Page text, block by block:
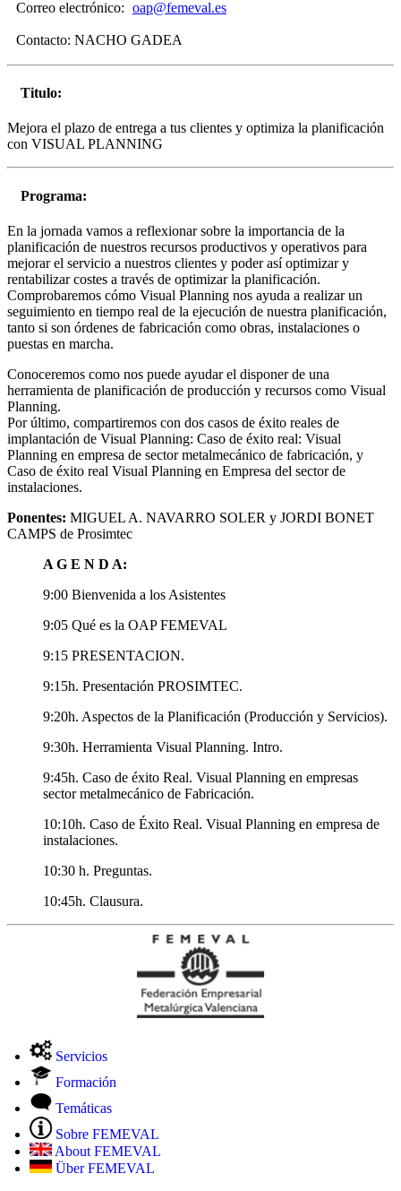
Correo electrónico: oap@femeval.es
Contacto: NACHO GADEA
Titulo:
Mejora el plazo de entrega a tus clientes y optimiza la planificación
con VISUAL PLANNING
Programa:
En la jornada vamos a reflexionar sobre la importancia de la
planificación de nuestros recursos productivos y operativos para
mejorar el servicio a nuestros clientes y poder así optimizar y
rentabilizar costes a través de optimizar la planificación.
Comprobaremos cómo Visual Planning nos ayuda a realizar un
seguimiento en tiempo real de la ejecución de nuestra planificación,
tanto si son órdenes de fabricación como obras, instalaciones o
puestas en marcha.
Conoceremos como nos puede ayudar el disponer de una
herramienta de planificación de producción y recursos como Visual
Planning.
Por último, compartiremos con dos casos de éxito reales de
implantación de Visual Planning: Caso de éxito real: Visual
Planning en empresa de sector metalmecánico de fabricación, y
Caso de éxito real Visual Planning en Empresa del sector de
instalaciones.
Ponentes: MIGUEL A. NAVARRO SOLER y JORDI BONET
CAMPS de Prosimtec
A G E N D A:
9:00 Bienvenida a los Asistentes
9:05 Qué es la OAP FEMEVAL
9:15 PRESENTACION.
9:15h. Presentación PROSIMTEC.
9:20h. Aspectos de la Planificación (Producción y Servicios).
9:30h. Herramienta Visual Planning. Intro.
9:45h. Caso de éxito Real. Visual Planning en empresas
sector metalmecánico de Fabricación.
10:10h. Caso de Éxito Real. Visual Planning en empresa de
instalaciones.
10:30 h. Preguntas.
10:45h. Clausura.
Servicios
Formación
Temáticas
Sobre FEMEVAL
About FEMEVAL
Über FEMEVAL